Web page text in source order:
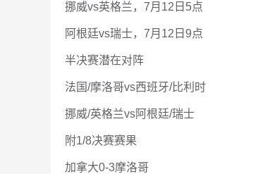
挪威vs英格兰，7月12日5点
阿根廷vs瑞士，7月12日9点
半决赛潜在对阵
法国/摩洛哥vs西班牙/比利时
挪威/英格兰vs阿根廷/瑞士
附1/8决赛赛果
加拿大0-3摩洛哥